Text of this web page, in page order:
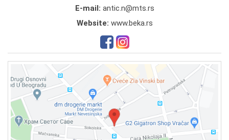
E-mail: antic.n@mts.rs
Website: www.beka.rs